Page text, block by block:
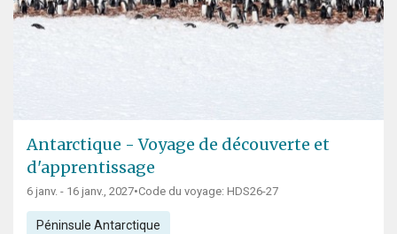
Antarctique - Voyage de découverte et
d'apprentissage
6 janv. - 16 janv., 2027•Code du voyage: HDS26-27
Péninsule Antarctique